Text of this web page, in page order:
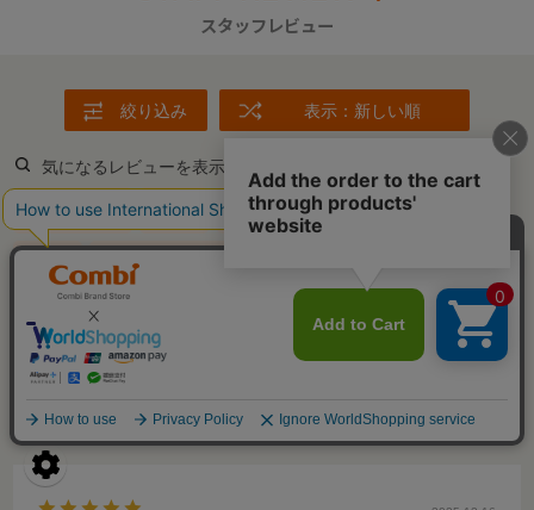
スタッフレビュー
絞り込み 表示：新しい順
気になるレビューを表示
ベビーカー 玄関 子ども 高さ リュック
ママ ベアリングのおかげ
リュックを背負ったまま 大きな魅力
スムーズ
何度 スイスイ 我が家